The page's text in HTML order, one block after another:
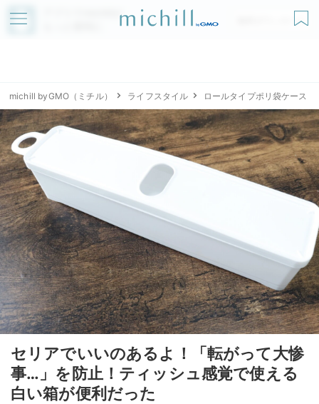
アプリでmichillが
無料ダウンロード
michill byGMO（ミチル） ライフスタイル ロールタイプポリ袋ケース
セリアでいいのあるよ！「転がって大惨
事…」を防止！ティッシュ感覚で使える
白い箱が便利だった